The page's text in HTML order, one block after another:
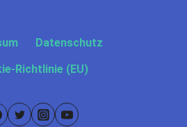
Datenschutz
Richtlinie (EU)